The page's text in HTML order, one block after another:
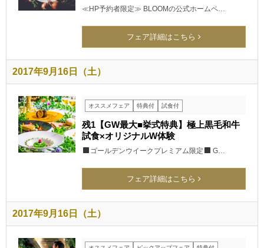
≪HP予約者限定≫ BLOOMの公式ホームペ…
フェア詳細はこちら
2017年9月16日（土）
オススメフェア 特典付 試食付
残1【GW最大■挙式特典】極上黒毛和牛
試食×オリジナルW体験
ゴールデンウイークプレミアム限定 G…
フェア詳細はこちら
2017年9月16日（土）